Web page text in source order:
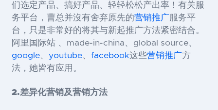
们选定产品、搞好产品、轻轻松松产出率！有关服
务平台，曹总并沒有舍弃原先的营销推广服务平
台，只是非常好的将其与新起推广方法紧密结合。
阿里国际站 、 made-in-china、 global source、
google、 youtube、 facebook这些营销推广方
法，她皆有应用。
2.差异化营销及营销方法